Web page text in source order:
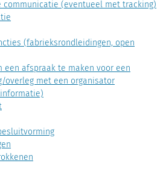
communicatie (eventueel met tracking)
(fabrieksrondleidingen, open
een afspraak te maken voor een
met een organisator